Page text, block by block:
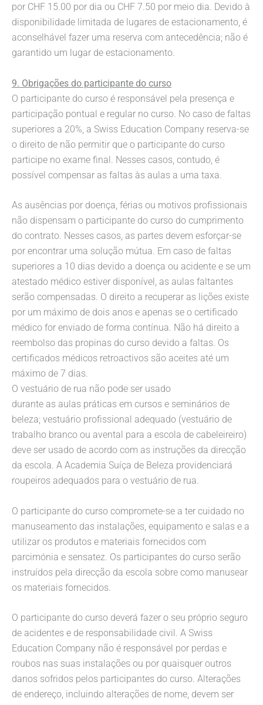
por CHF 15.00 por dia ou CHF 7.50 por meio dia. Devido à
disponibilidade limitada de lugares de estacionamento, é
aconselhável fazer uma reserva com antecedência; não é
garantido um lugar de estacionamento.
9. Obrigações do participante do curso
O participante do curso é responsável pela presença e
participação pontual e regular no curso. No caso de faltas
superiores a 20%, a Swiss Education Company reserva-se
o direito de não permitir que o participante do curso
participe no exame final. Nesses casos, contudo, é
possível compensar as faltas às aulas a uma taxa.
As ausências por doença, férias ou motivos profissionais
não dispensam o participante do curso do cumprimento
do contrato. Nesses casos, as partes devem esforçar-se
por encontrar uma solução mútua. Em caso de faltas
superiores a 10 dias devido a doença ou acidente e se um
atestado médico estiver disponível, as aulas faltantes
serão compensadas. O direito a recuperar as lições existe
por um máximo de dois anos e apenas se o certificado
médico for enviado de forma contínua. Não há direito a
reembolso das propinas do curso devido a faltas. Os
certificados médicos retroactivos são aceites até um
máximo de 7 dias.
O vestuário de rua não pode ser usado
durante as aulas práticas em cursos e seminários de
beleza; vestuário profissional adequado (vestuário de
trabalho branco ou avental para a escola de cabeleireiro)
deve ser usado de acordo com as instruções da direcção
da escola. A Academia Suíça de Beleza providenciará
roupeiros adequados para o vestuário de rua.
O participante do curso compromete-se a ter cuidado no
manuseamento das instalações, equipamento e salas e a
utilizar os produtos e materiais fornecidos com
parcimónia e sensatez. Os participantes do curso serão
instruídos pela direcção da escola sobre como manusear
os materiais fornecidos.
O participante do curso deverá fazer o seu próprio seguro
de acidentes e de responsabilidade civil. A Swiss
Education Company não é responsável por perdas e
roubos nas suas instalações ou por quaisquer outros
danos sofridos pelos participantes do curso. Alterações
de endereço, incluindo alterações de nome, devem ser